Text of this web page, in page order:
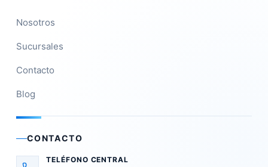
Nosotros
Sucursales
Contacto
Blog
CONTACTO
TELÉFONO CENTRAL